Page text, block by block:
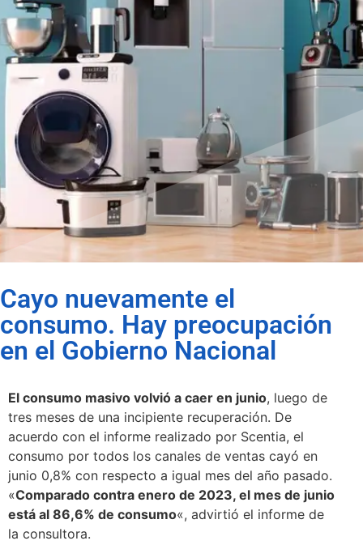
Cayo nuevamente el
consumo. Hay preocupación
en el Gobierno Nacional
El consumo masivo volvió a caer en junio, luego de
tres meses de una incipiente recuperación. De
acuerdo con el informe realizado por Scentia, el
consumo por todos los canales de ventas cayó en
junio 0,8% con respecto a igual mes del año pasado.
«Comparado contra enero de 2023, el mes de junio
está al 86,6% de consumo«, advirtió el informe de
la consultora.